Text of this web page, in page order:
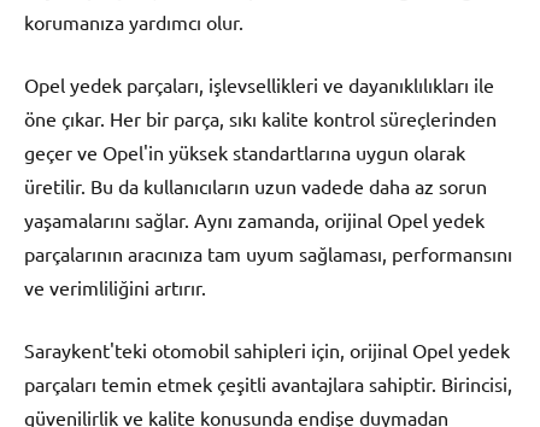
korumanıza yardımcı olur.
Opel yedek parçaları, işlevsellikleri ve dayanıklılıkları ile
öne çıkar. Her bir parça, sıkı kalite kontrol süreçlerinden
geçer ve Opel'in yüksek standartlarına uygun olarak
üretilir. Bu da kullanıcıların uzun vadede daha az sorun
yaşamalarını sağlar. Aynı zamanda, orijinal Opel yedek
parçalarının aracınıza tam uyum sağlaması, performansını
ve verimliliğini artırır.
Saraykent'teki otomobil sahipleri için, orijinal Opel yedek
parçaları temin etmek çeşitli avantajlara sahiptir. Birincisi,
güvenilirlik ve kalite konusunda endişe duymadan